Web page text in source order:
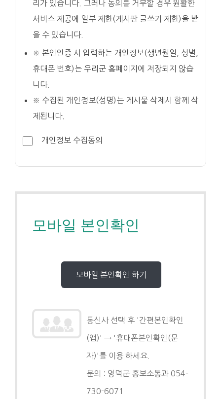
리가 있습니다. 그러나 동의를 거부할 경우 원활한
서비스 제공에 일부 제한(게시판 글쓰기 제한)을 받
을 수 있습니다.
※ 본인인증 시 입력하는 개인정보(생년월일, 성별,
휴대폰 번호)는 우리군 홈페이지에 저장되지 않습
니다.
※ 수집된 개인정보(성명)는 게시물 삭제시 함께 삭
제됩니다.
개인정보 수집동의
모바일 본인확인
통신사 선택 후 '간편본인확인
(앱)' → '휴대폰본인확인(문
자)'를 이용 하세요.
문의 : 영덕군 홍보소통과 054-
730-6071